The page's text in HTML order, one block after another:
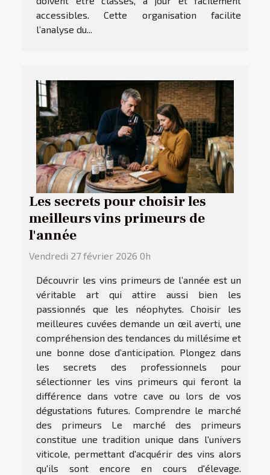
accessibles. Cette organisation facilite
l’analyse du...
Les secrets pour choisir les
meilleurs vins primeurs de
l'année
Vendredi 27 février 2026 0h
Découvrir les vins primeurs de l’année est un
véritable art qui attire aussi bien les
passionnés que les néophytes. Choisir les
meilleures cuvées demande un œil averti, une
compréhension des tendances du millésime et
une bonne dose d’anticipation. Plongez dans
les secrets des professionnels pour
sélectionner les vins primeurs qui feront la
différence dans votre cave ou lors de vos
dégustations futures. Comprendre le marché
des primeurs Le marché des primeurs
constitue une tradition unique dans l'univers
viticole, permettant d'acquérir des vins alors
qu'ils sont encore en cours d'élevage.